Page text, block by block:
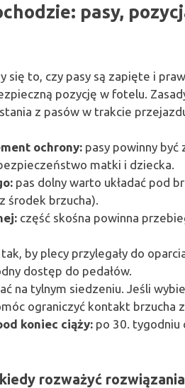
pasy,
się to, czy pasy są zapięte i
pozycję w fotelu.
z pasów w trakcie
ochrony: pasy powinny być
matki i dziecka.
pas dolny warto układać pod
środek brzucha).
część skośna powinna
by plecy przylegały do
dostęp do pedałów.
na tylnym siedzeniu. Jeśli
ograniczyć kontakt brzucha
koniec ciąży: po 30. tygodniu
rozważyć